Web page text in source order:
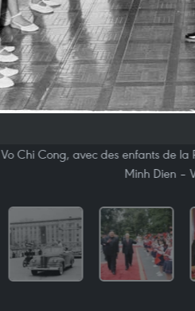
Chi Cong, avec des enfants de la
Minh Dien –